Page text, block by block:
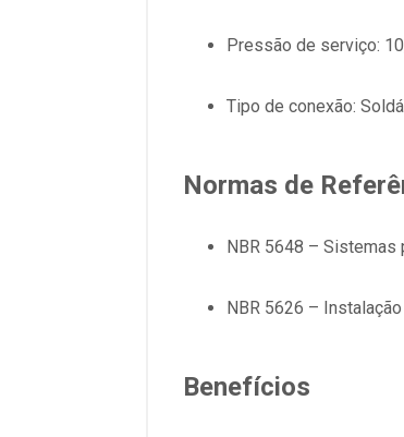
Pressão de serviço:
Tipo de conexão:
Normas de
NBR 5648 –
NBR 5626 –
Benefícios